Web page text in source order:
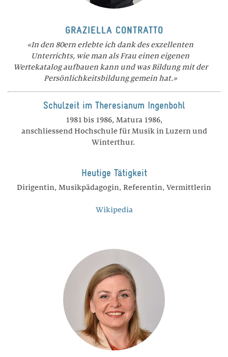
GRAZIELLA CONTRATTO
In den 80ern erlebte ich dank des exzellenten
Unterrichts, wie man als Frau einen eigenen
Wertekatalog aufbauen kann und was Bildung mit der
Persönlichkeitsbildung gemein hat.
Schulzeit im Theresianum Ingenbohl
1981 bis 1986, Matura 1986,
anschliessend Hochschule für Musik in Luzern und
Winterthur.
Heutige Tätigkeit
Dirigentin, Musikpädagogin, Referentin, Vermittlerin
Wikipedia